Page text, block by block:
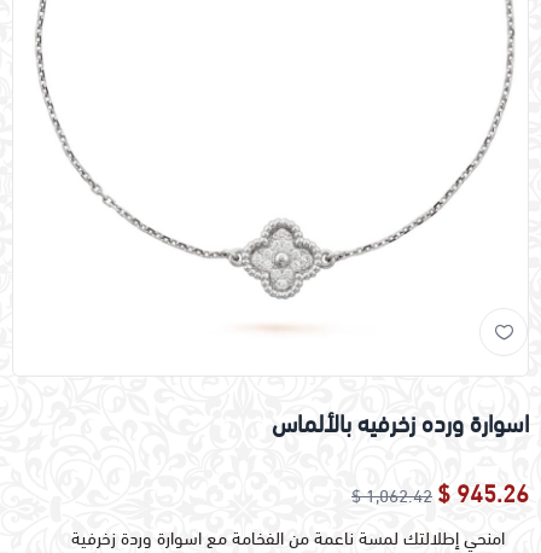
اسوارة ورده زخرفيه بالألماس
945.26 $
1,062.42 $
امنحي إطلالتك لمسة ناعمة من الفخامة مع اسوارة وردة زخرفية